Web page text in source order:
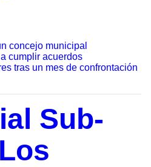
concejo municipal
cumplir acuerdos
tras un mes de confrontación
Sub-